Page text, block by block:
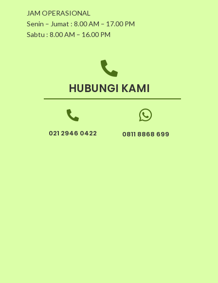
JAM OPERASIONAL
Senin – Jumat : 8.00 AM – 17.00 PM
Sabtu : 8.00 AM – 16.00 PM
HUBUNGI KAMI
021 2946 0422 0811 8868 699